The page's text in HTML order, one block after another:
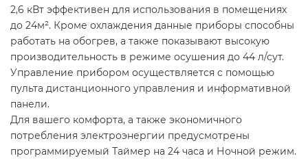
2,6 кВт эффективен для использования в помещениях
до 24м². Кроме охлаждения данные приборы способны
работать на обогрев, а также показывают высокую
производительность в режиме осушения до 44 л/сут.
Управление прибором осуществляется c помощью
пульта дистанционного управления и информативной
панели.
Для вашего комфорта, а также экономичного
потребления электроэнергии предусмотрены
программируемый Таймер на 24 часа и Ночной режим.